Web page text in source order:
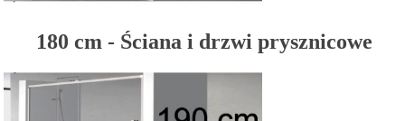
180 cm - Ściana i drzwi prysznicowe